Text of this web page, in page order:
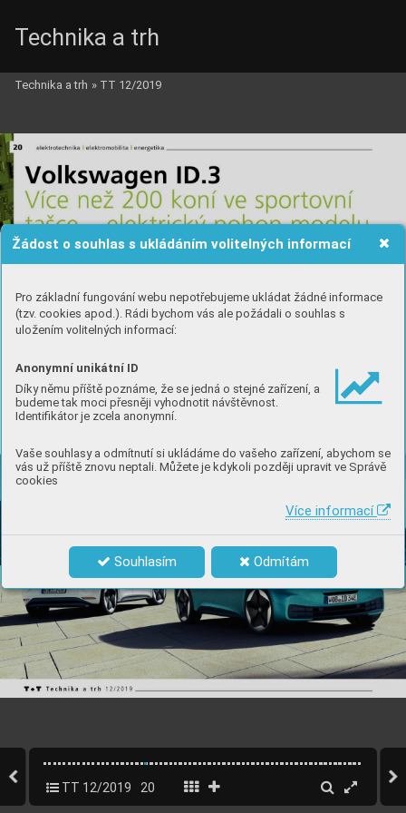
Žádost o souhlas s ukládáním volitelných informací
Pro základní fungování webu nepotřebujeme ukládat žádné informace
(tzv. cookies apod.). Rádi bychom vás ale požádali o souhlas s
uložením volitelných informací:
Anonymní unikátní ID
Díky němu příště poznáme, že se jedná o stejné zařízení, a
budeme tak moci přesněji vyhodnotit návštěvnost.
Identifikátor je zcela anonymní.
Vaše souhlasy a odmítnutí si ukládáme do vašeho zařízení, abychom se
vás už příště znovu neptali. Můžete je kdykoli později upravit ve Správě
cookies
Více informací
Souhlasím Odmítám
Technika a trh
Technika a trh » TT 12/2019
TT 12/2019 20